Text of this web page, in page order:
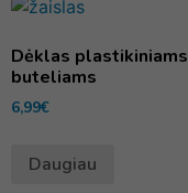
Dėklas plastikiniams
buteliams
6,99€
Daugiau